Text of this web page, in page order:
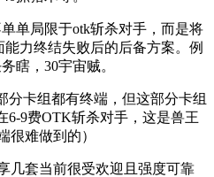
单局限于otk斩杀对手，而是将
力终结失败后的后备方案。例
瞎，30宇宙贼。
分卡组都有终端，但这部分卡组
6-9费OTK斩杀对手，这是兽王
很难做到的）
几套当前很受欢迎且强度可靠